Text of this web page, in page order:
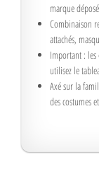
marque
Combinaison
attachés,
Important : les
utilisez le
Axé sur la
des costumes